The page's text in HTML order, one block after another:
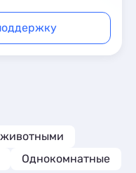
Однокомнатные